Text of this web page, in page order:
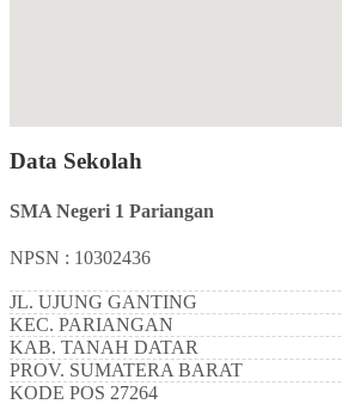
Data Sekolah
SMA Negeri 1 Pariangan
NPSN : 10302436
JL. UJUNG GANTING
KEC. PARIANGAN
KAB. TANAH DATAR
PROV. SUMATERA BARAT
KODE POS 27264